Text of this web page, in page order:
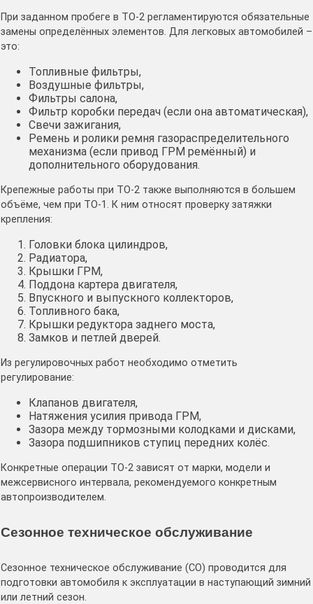
При заданном пробеге в ТО-2 регламентируются обязательные
замены определённых элементов. Для легковых автомобилей –
это:
Топливные фильтры,
Воздушные фильтры,
Фильтры салона,
Фильтр коробки передач (если она автоматическая),
Свечи зажигания,
Ремень и ролики ремня газораспределительного
механизма (если привод ГРМ ремённый) и
дополнительного оборудования.
Крепежные работы при ТО-2 также выполняются в большем
объёме, чем при ТО-1. К ним относят проверку затяжки
крепления:
Головки блока цилиндров,
Радиатора,
Крышки ГРМ,
Поддона картера двигателя,
Впускного и выпускного коллекторов,
Топливного бака,
Крышки редуктора заднего моста,
Замков и петлей дверей.
Из регулировочных работ необходимо отметить
регулирование:
Клапанов двигателя,
Натяжения усилия привода ГРМ,
Зазора между тормозными колодками и дисками,
Зазора подшипников ступиц передних колёс.
Конкретные операции ТО-2 зависят от марки, модели и
межсервисного интервала, рекомендуемого конкретным
автопроизводителем.
Сезонное техническое обслуживание
Сезонное техническое обслуживание (СО) проводится для
подготовки автомобиля к эксплуатации в наступающий зимний
или летний сезон.